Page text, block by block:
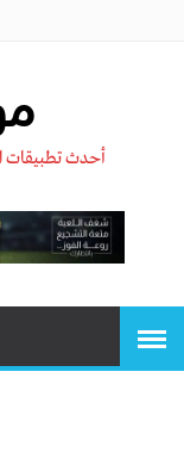
أحدث تطبيقات